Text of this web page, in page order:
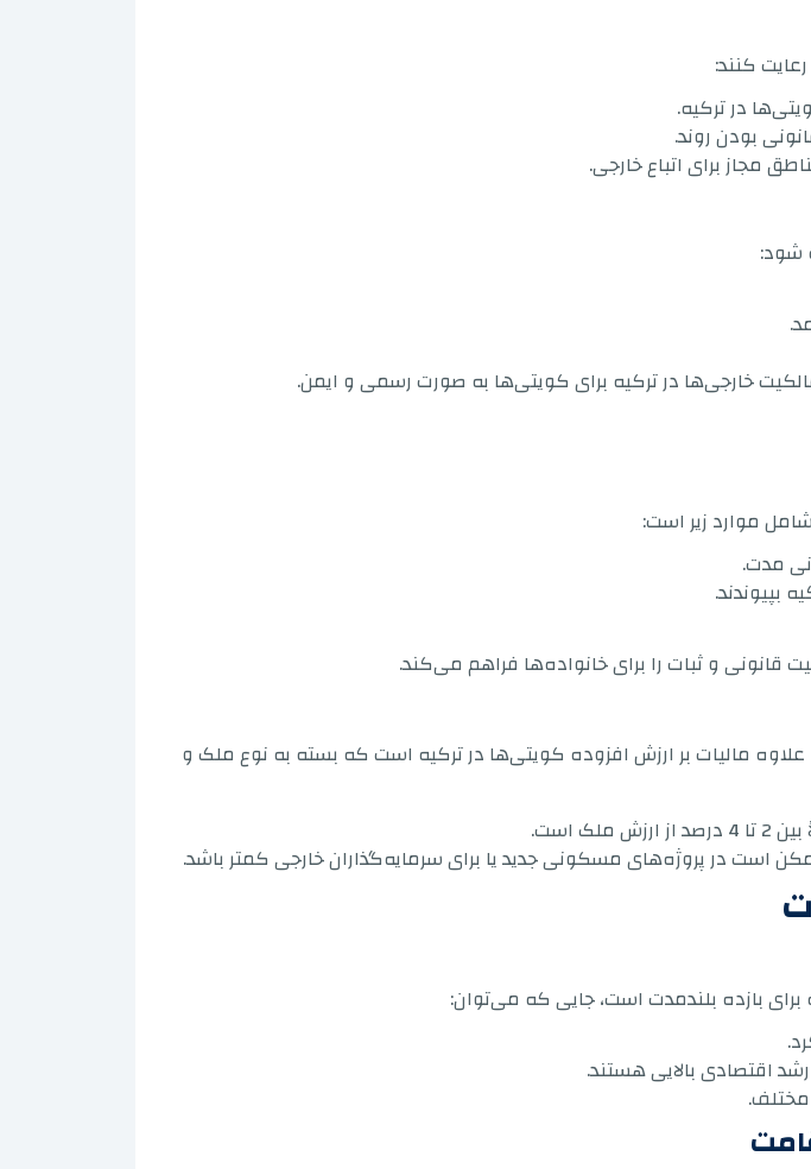
کنند:
بودن روند.
مجاز برای اتباع خارجی.
شود:
خارجی‌ها در ترکیه برای کویتی‌ها به صورت رسمی و ایمن.
موارد زیر است:
مدت.
بپیوندند.
قانونی و ثبات را برای خانواده‌ها فراهم می‌کند.
علاوه مالیات بر ارزش افزوده کویتی‌ها در ترکیه است که بسته به نوع ملک و
است.
در پروژه‌های مسکونی جدید یا برای سرمایه‌گذاران خارجی کمتر باشد.
بازده بلندمدت است، جایی که می‌توان:
اقتصادی بالایی هستند.